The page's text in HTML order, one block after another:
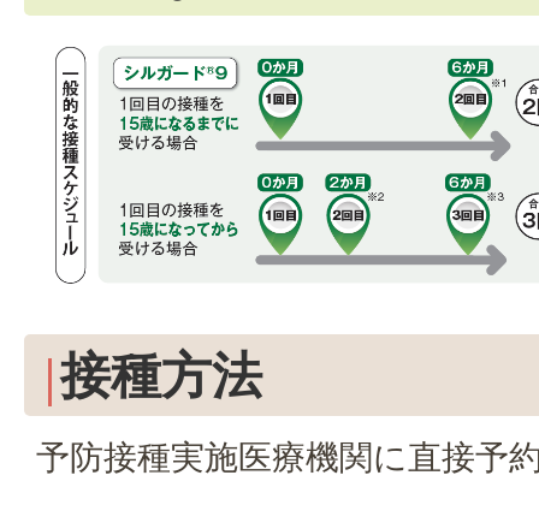
接種方法
予防接種実施医療機関に直接予